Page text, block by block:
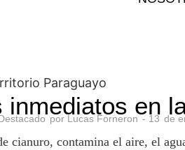
inmediatos en
por Lucas Forneron - 13 de
cianuro, contamina el aire, el